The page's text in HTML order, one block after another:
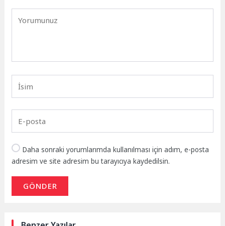
Daha sonraki yorumlarımda kullanılması için adım, e-posta
adresim ve site adresim bu tarayıcıya kaydedilsin.
GÖNDER